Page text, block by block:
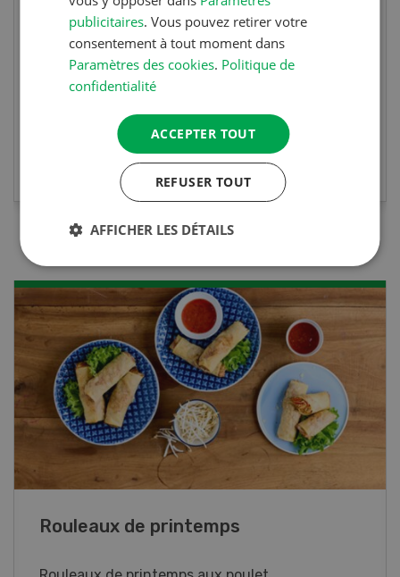
vous effectuez aussi un stage pratique, votre
diplôme est reconnu officiellement et vous
habilite à détenir des poissons à titre
professionnel.
EN SAVOIR PLUS
Blancs de poulet sauce épinards à la
publicitaires. Vous pouvez retirer votre
consentement à tout moment dans
Paramètres des cookies. Politique de
confidentialité
ACCEPTER TOUT
REFUSER TOUT
AFFICHER LES DÉTAILS